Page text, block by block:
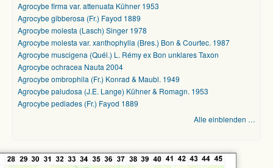
Agrocybe firma var. attenuata Kühner 1953
Agrocybe gibberosa (Fr.) Fayod 1889
Agrocybe molesta (Lasch) Singer 1978
Agrocybe molesta var. xanthophylla (Bres.) Bon & Courtec. 1987
Agrocybe muscigena (Quél.) L. Rémy ex Bon unklares Taxon
Agrocybe ochracea Nauta 2004
Agrocybe ombrophila (Fr.) Konrad & Maubl. 1949
Agrocybe paludosa (J.E. Lange) Kühner & Romagn. 1953
Agrocybe pediades (Fr.) Fayod 1889
Alle einblenden …